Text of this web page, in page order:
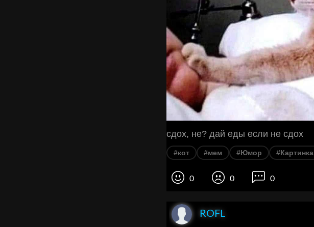
сдох, не? дай еды если не сдох
#кот #мем #Юмор #Картинка
0 0 0
ROFL